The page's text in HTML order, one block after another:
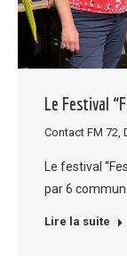
Le Festival
Contact FM 72
Le festival
par 6
Lire la suite